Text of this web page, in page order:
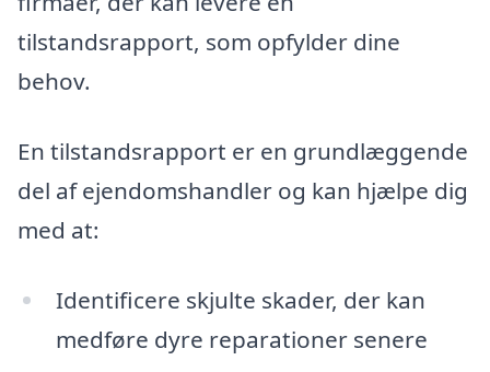
tilstandsrapport, som opfylder dine
behov.
En tilstandsrapport er en grundlæggende
del af ejendomshandler og kan hjælpe dig
med at:
Identificere skjulte skader, der kan
medføre dyre reparationer senere